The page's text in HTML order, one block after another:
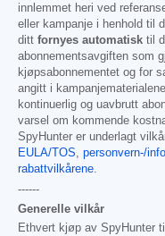
innlemmet heri ved
eller kampanje i henhold til
ditt fornyes automatisk til
abonnementsavgiften som
kjøpsabonnementet og for
angitt i
kontinuerlig og uavbrutt
varsel om kommende
SpyHunter er underlagt
EULA/TOS, personvern-/
rabattvilkårene.
------
Generelle vilkår
Ethvert kjøp av SpyHunter